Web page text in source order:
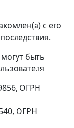
с его
быть
ОГРН
ОГРН